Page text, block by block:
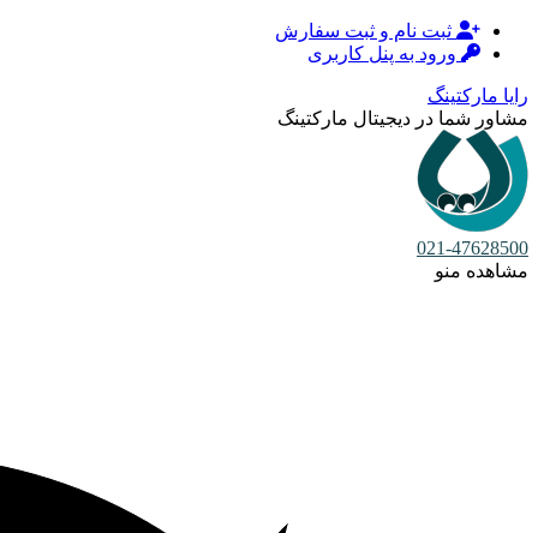
ثبت نام و ثبت سفارش
ورود به پنل کاربری
رایا مارکتینگ
مشاور شما در دیجیتال مارکتینگ
021-47628500
مشاهده منو